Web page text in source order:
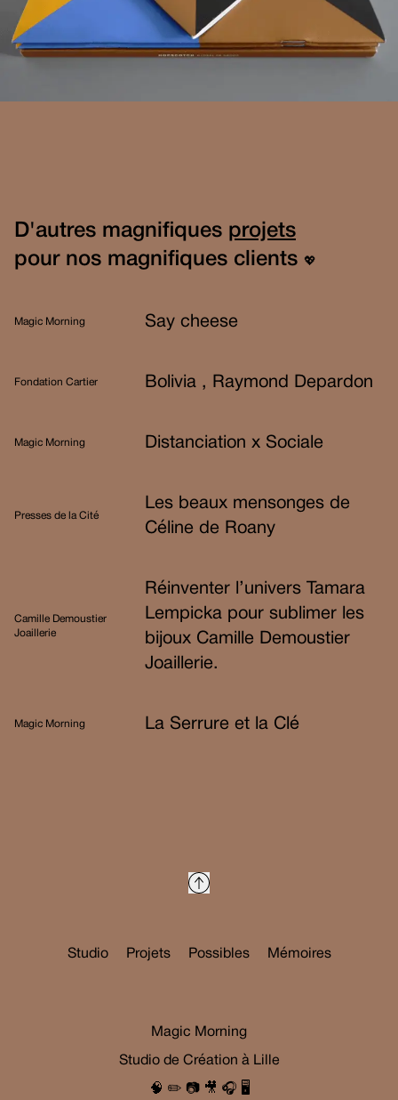
D'autres magnifiques projets
pour nos magnifiques clients
💖
Magic Morning Say cheese
Fondation Cartier Bolivia , Raymond Depardon
Magic Morning Distanciation x Sociale
Presses de la Cité
Les beaux mensonges de
Céline de Roany
Camille Demoustier
Joaillerie
Réinventer l’univers Tamara
Lempicka pour sublimer les
bijoux Camille Demoustier
Joaillerie.
Magic Morning La Serrure et la Clé
Magic Morning
Studio de Création à Lille
🧠 ✏️ 📷 🎥 🎧 🖥
Studio Projets Possibles Mémoires